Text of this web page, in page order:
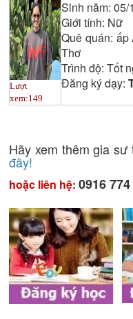
Lượt
xem:149
Sinh năm: 05/
Giới tính: Nữ
Quê quán: ấp
Thơ
Trình độ: Tốt
Đăng ký dạy:
Hãy xem thêm gia
đây!
hoặc liên hệ: 0916